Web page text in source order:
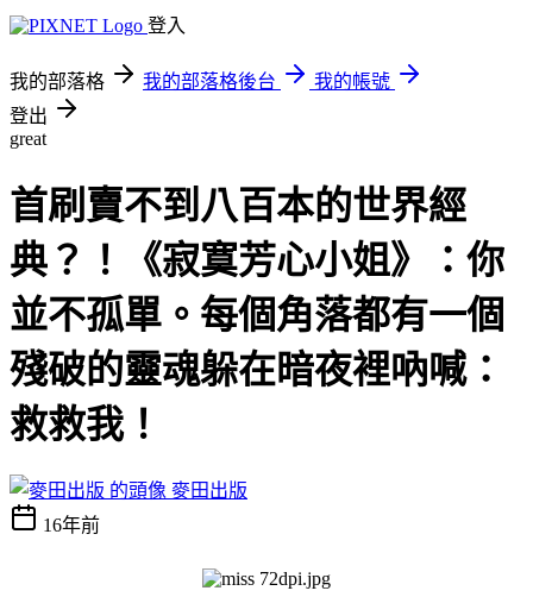
登入
我的部落格 我的部落格後台
我的帳號
登出
great
首刷賣不到八百本的世界經
典？！《寂寞芳心小姐》：你
並不孤單。每個角落都有一個
殘破的靈魂躲在暗夜裡吶喊：
救救我！
麥田出版
16年前